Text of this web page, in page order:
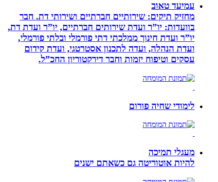
עמיעד טאוב
מחזיק תיקים: שירותיים חברתיים ושירותי דת. חבר
בוועדות: יו”ר ועדת שירותים חברתיים, יו”ר ועדת דת,
יו”ר ועדת חינוך ממלכתי דתי פורמלי ובלתי פורמלי,
ועדת הנהלה, ועדה לתכנון אסטרטגי, ועדת קידום
עסקים וטיפוח יזמות וחבר דירקטוריון החכ”ל.
לימודי שחיה פורום
מעגלי תמיכה
להיות אוטוריטה גם כשאתם ישנים